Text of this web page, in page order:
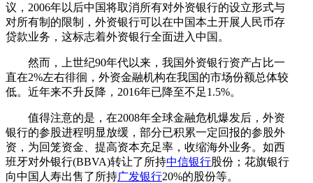
议，2006年以后中国将取消所有对外资银行的设立形式与
对所有制的限制，外资银行可以在中国本土开展人民币存
贷款业务，这标志着外资银行全面进入中国。
然而，上世纪90年代以来，我国外资银行资产占比一
直在2%左右徘徊，外资金融机构在我国的市场份额总体较
低。近年来不升反降，2016年已降至不足1.5%。
值得注意的是，在2008年全球金融危机爆发后，外资
银行的参股进程明显放缓，部分已积累一定回报的参股外
资，为回笼资金、提高资本充足率，收缩海外业务。如西
班牙对外银行(BBVA)转让了所持中信银行股份；花旗银行
向中国人寿出售了所持广发银行20%的股份等。